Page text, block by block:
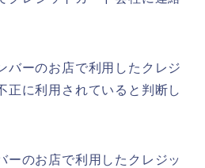
バーのお店で利用したクレジ
正に利用されていると判断し
ーのお店で利用したクレジッ